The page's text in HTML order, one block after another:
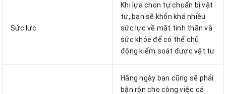
Sức lực
Khi lựa chọn tự chuẩn bị vật
tư, bạn sẽ khốn khá nhiều
sức lực về mặt tinh thần và
sức khỏe để có thể chủ
động kiểm soát được vật tư
Hằng ngày bạn cũng sẽ phải
bận rộn cho công việc cá